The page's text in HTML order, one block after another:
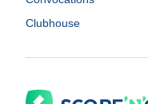
Clubhouse